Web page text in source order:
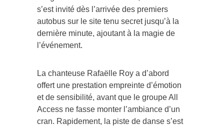
s’est invité dès l’arrivée des premiers
autobus sur le site tenu secret jusqu’à la
dernière minute, ajoutant à la magie de
l’événement.
La chanteuse Rafaëlle Roy a d’abord
offert une prestation empreinte d’émotion
et de sensibilité, avant que le groupe All
Access ne fasse monter l’ambiance d’un
cran. Rapidement, la piste de danse s’est